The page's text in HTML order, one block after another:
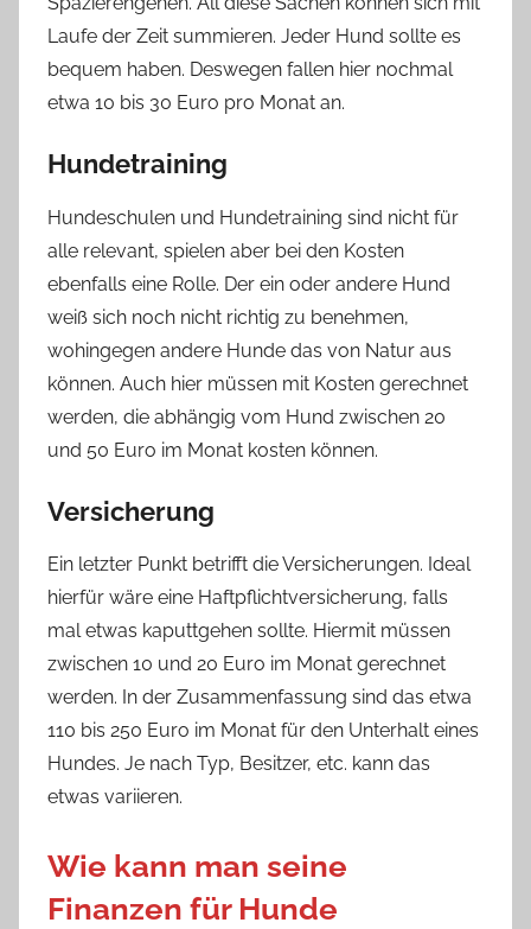
Laufe der Zeit summieren. Jeder Hund sollte es
bequem haben. Deswegen fallen hier nochmal
etwa 10 bis 30 Euro pro Monat an.
Hundetraining
Hundeschulen und Hundetraining sind nicht für
alle relevant, spielen aber bei den Kosten
ebenfalls eine Rolle. Der ein oder andere Hund
weiß sich noch nicht richtig zu benehmen,
wohingegen andere Hunde das von Natur aus
können. Auch hier müssen mit Kosten gerechnet
werden, die abhängig vom Hund zwischen 20
und 50 Euro im Monat kosten können.
Versicherung
Ein letzter Punkt betrifft die Versicherungen. Ideal
hierfür wäre eine Haftpflichtversicherung, falls
mal etwas kaputtgehen sollte. Hiermit müssen
zwischen 10 und 20 Euro im Monat gerechnet
werden. In der Zusammenfassung sind das etwa
110 bis 250 Euro im Monat für den Unterhalt eines
Hundes. Je nach Typ, Besitzer, etc. kann das
etwas variieren.
Wie kann man seine
Finanzen für Hunde